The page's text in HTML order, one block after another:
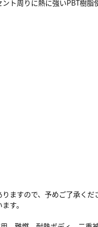
ト周りに熱に強いPBT樹
ますので、予めご了承くだ
す。